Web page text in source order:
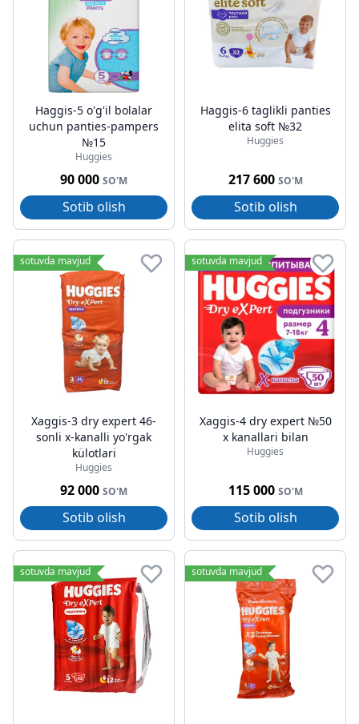
Haggis-5 o'g'il bolalar
uchun panties-pampers
№15
Huggies
90 000 SO'M
Sotib olish
Haggis-6 taglikli panties
elita soft №32
Huggies
217 600 SO'M
Sotib olish
sotuvda mavjud
Xaggis-3 dry expert 46-
sonli x-kanalli yo'rgak
külotlari
Huggies
92 000 SO'M
Sotib olish
sotuvda mavjud
Xaggis-4 dry expert №50
x kanallari bilan
Huggies
115 000 SO'M
Sotib olish
sotuvda mavjud sotuvda mavjud